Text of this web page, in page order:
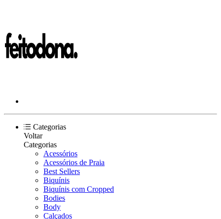
Categorias
Voltar
Categorias
Acessórios
Acessórios de Praia
Best Sellers
Biquínis
Biquínis com Cropped
Bodies
Body
Calçados